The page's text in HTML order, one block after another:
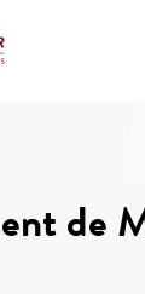
de